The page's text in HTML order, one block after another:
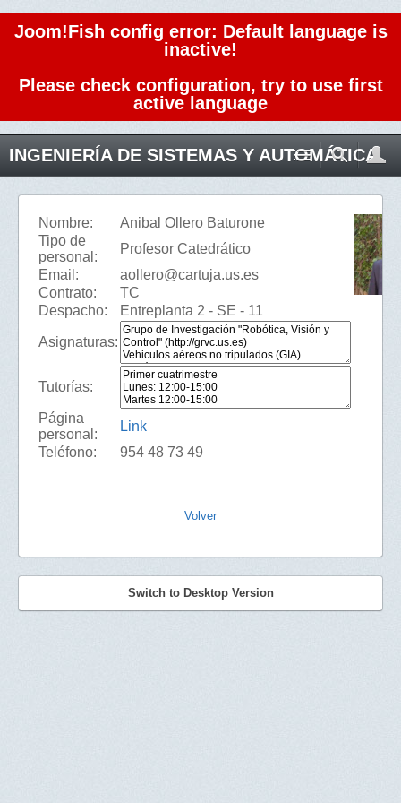
Joom!Fish config error: Default language is
inactive!
Please check configuration, try to use first
active language
INGENIERÍA DE SISTEMAS Y AUTOMÁTICA
Nombre:
Anibal Ollero Baturone
Tipo de
personal:
Profesor Catedrático
Email:
aollero@cartuja.us.es
Contrato:
TC
Despacho:
Entreplanta 2 - SE - 11
Asignaturas:
Tutorías:
Página
personal:
Link
Teléfono:
954 48 73 49
Volver
Switch to Desktop Version